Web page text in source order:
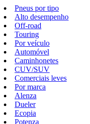
Pneus por tipo
Alto desempenho
Off-road
Touring
Por veículo
Automóvel
Caminhonetes
CUV/SUV
Comerciais leves
Por marca
Alenza
Dueler
Ecopia
Potenza